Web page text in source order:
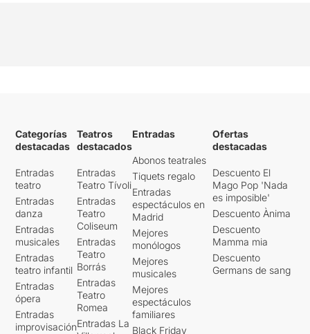
Categorías
destacadas
Entradas
teatro
Entradas
danza
Entradas
musicales
Entradas
teatro infantil
Entradas
ópera
Entradas
improvisación
Teatros
destacados
Entradas
Teatro Tívoli
Entradas
Teatro
Coliseum
Entradas
Teatro
Borrás
Entradas
Teatro
Romea
Entradas La
Entradas
Abonos teatrales
Tiquets regalo
Entradas
espectáculos en
Madrid
Mejores
monólogos
Mejores
musicales
Mejores
espectáculos
familiares
Black Friday
Ofertas
destacadas
Descuento El
Mago Pop 'Nada
es imposible'
Descuento Ànima
Descuento
Mamma mia
Descuento
Germans de sang